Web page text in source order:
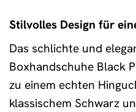
Stilvolles Design für
Das schlichte und
Boxhandschuhe Black
zu einem echten
klassischem Schwarz